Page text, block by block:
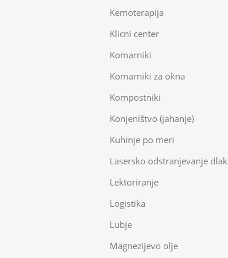
Kemoterapija
Klicni center
Komarniki
Komarniki za okna
Kompostniki
Konjeništvo (jahanje)
Kuhinje po meri
Lasersko odstranjevanje dlak
Lektoriranje
Logistika
Lubje
Magnezijevo olje